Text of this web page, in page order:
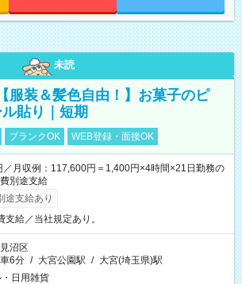
未読
服装＆髪色自由！】お菓子のピ
貼り｜短期
ブランクOK WEB登録・面接OK
／月収例：117,600円＝1,400円×4時間×21日勤務の
別途支給
途支給あり
支給／当社規定あり。
沼区
6分 / 大宮公園駅 / 大宮(埼玉県)駅
日用雑貨